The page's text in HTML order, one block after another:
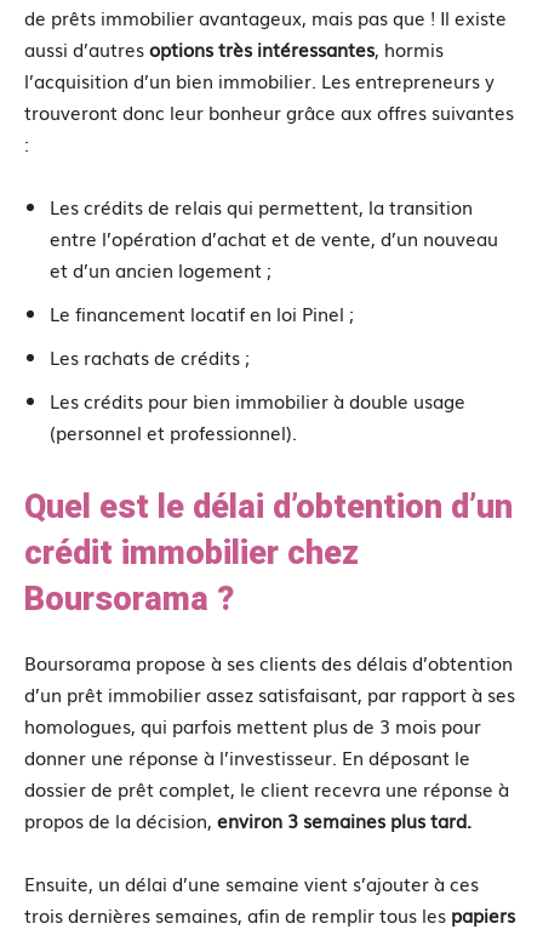
de prêts immobilier avantageux, mais pas que ! Il existe
aussi d’autresoptions très intéressantes, hormis
l’acquisition d’un bien immobilier. Les entrepreneurs y
trouveront donc leur bonheur grâce aux offres suivantes
:
Les crédits de relais qui permettent, la transition
entre l’opération d’achat et de vente, d’un nouveau
et d’un ancien logement ;
Le financement locatif en loi Pinel ;
Les rachats de crédits ;
Les crédits pour bien immobilier à double usage
(personnel et professionnel).
Quel est le délai d’obtention d’un
crédit immobilier chez
Boursorama ?
Boursorama propose à ses clients des délais d’obtention
d’un prêt immobilier assez satisfaisant, par rapport à ses
homologues, qui parfois mettent plus de 3 mois pour
donner une réponse à l’investisseur. En déposant le
dossier de prêt complet, le client recevra une réponse à
propos de la décision, environ 3 semaines plus tard.
Ensuite, un délai d’une semaine vient s’ajouter à ces
trois dernières semaines, afin de remplir tous les papiers